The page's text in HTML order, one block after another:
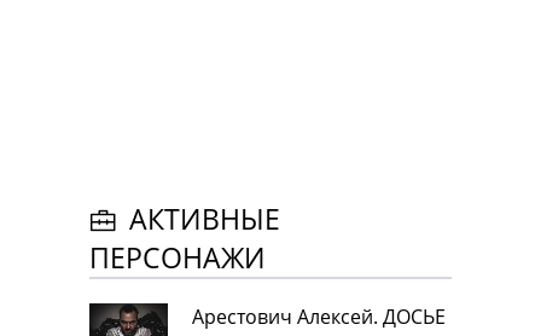
АКТИВНЫЕ
ПЕРСОНАЖИ
Арестович Алексей. ДОСЬЕ